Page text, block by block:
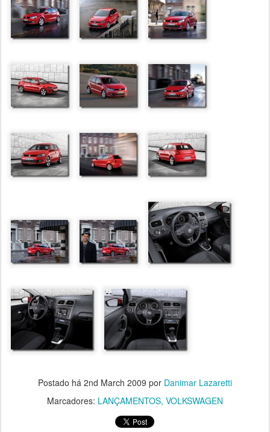
Postado há 2nd March 2009 por Danimar Lazaretti
Marcadores: LANÇAMENTOS VOLKSWAGEN